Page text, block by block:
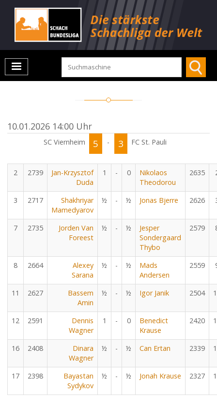
10.01.2026 14:00 Uhr
SC Viernheim 5 - 3 FC St. Pauli
2 2739
Jan-Krzysztof
Duda
1 - 0
Nikolaos
Theodorou
2635
3 2717
Shakhriyar
Mamedyarov
½ - ½ Jonas Bjerre 2626
7 2735
Jorden Van
Foreest
½ - ½
Jesper
Sondergaard
Thybo
2579
8 2664
Alexey
Sarana
½ - ½
Mads
Andersen
2559
11 2627
Bassem
Amin
½ - ½ Igor Janik 2504
12 2591
Dennis
Wagner
1 - 0
Benedict
Krause
2420
16 2408
Dinara
Wagner
½ - ½ Can Ertan 2339
17 2398
Bayastan
Sydykov
½ - ½ Jonah Krause 2327